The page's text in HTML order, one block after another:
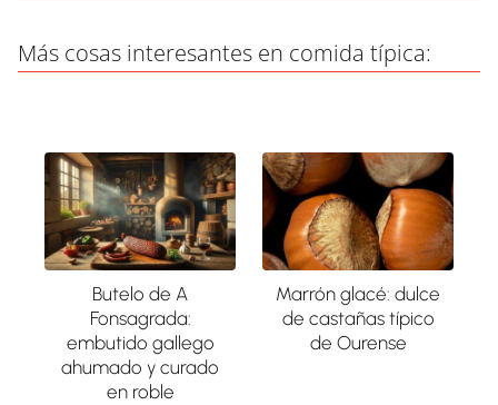
Más cosas interesantes en comida típica:
Butelo de A
Fonsagrada:
embutido gallego
ahumado y curado
en roble
Marrón glacé: dulce
de castañas típico
de Ourense